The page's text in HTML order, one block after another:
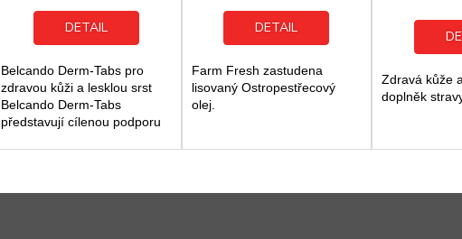
z
5
hvězdiček.
DETAIL
Belcando Derm-Tabs pro
zdravou kůži a lesklou srst
Belcando Derm-Tabs
představují cílenou podporu
z
5
hvězdiček.
DETAIL
Farm Fresh zastudena
lisovaný Ostropestřecový
olej.
Zdravá kůže
doplněk